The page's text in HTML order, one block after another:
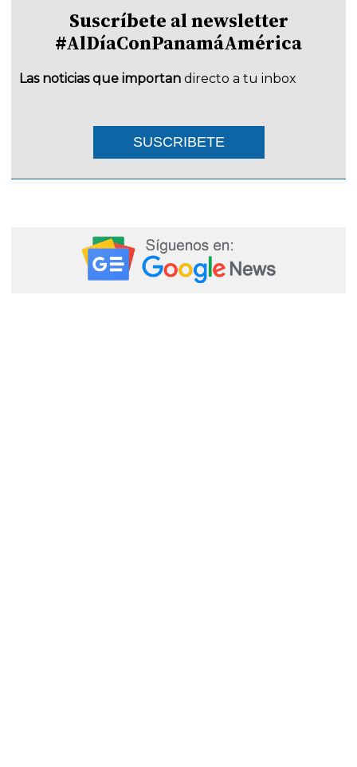
Suscríbete al newsletter
#AlDíaConPanamáAmérica
Las noticias que importan directo a tu inbox
SUSCRIBETE